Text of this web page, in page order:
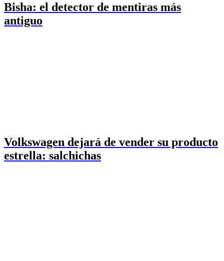
Bisha: el detector de mentiras más
antiguo
Volkswagen dejará de vender su producto
estrella: salchichas